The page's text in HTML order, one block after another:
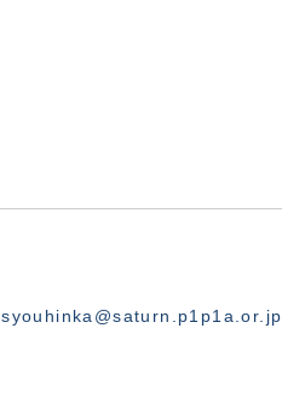
syouhinka@saturn.p1p1a.or.jp